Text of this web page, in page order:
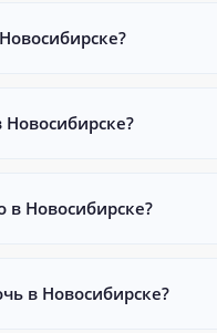
Новосибирске?
в Новосибирске?
в Новосибирске?